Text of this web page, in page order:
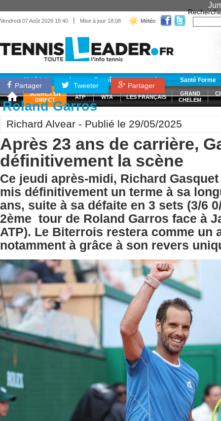
Vendredi 07 Août 2026 19:40 | Mise à jour 18:08 Météo
Matériel Entraînement Santé Forme
SCORES EN
DIRECT
ATP WTA LES FRANÇAIS
GRAND
CHELEM
Partager Tweeter Partager
Roland Garros
Richard Alvear - Publié le 29/05/2025
Après 23 ans de carrière,
définitivement la scène
Ce jeudi après-midi, Richard Gasquet
mis définitivement un terme à sa
ans, suite à sa défaite en 3 sets (3/6
2ème tour de Roland Garros face à
ATP). Le Biterrois restera comme un
notamment à grâce à son revers